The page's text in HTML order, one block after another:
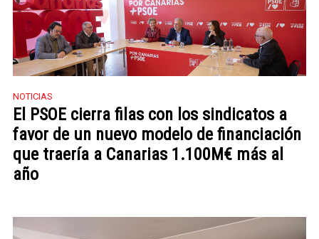
NOTICIAS
El PSOE cierra filas con los sindicatos a
favor de un nuevo modelo de financiación
que traería a Canarias 1.100M€ más al
año